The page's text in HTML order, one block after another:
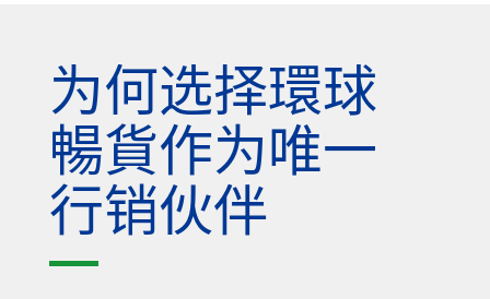
为何选择環球
暢貨作为唯一
行销伙伴